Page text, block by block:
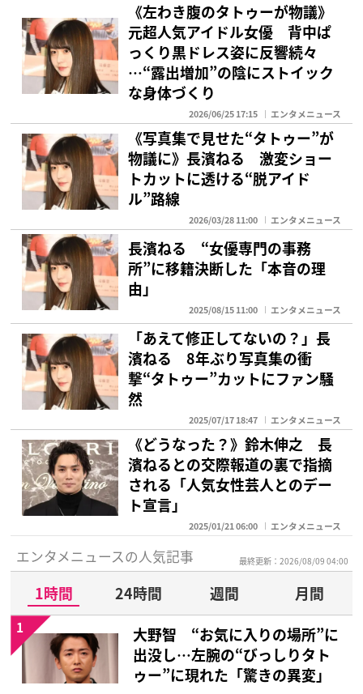
《左わき腹のタトゥーが物議》
元超人気アイドル女優 背中ぱ
っくり黒ドレス姿に反響続々
…“露出増加”の陰にストイック
な身体づくり
2026/06/25 17:15 エンタメニュース
《写真集で見せた“タトゥー”が
物議に》長濱ねる 激変ショー
トカットに透ける“脱アイド
ル”路線
2026/03/28 11:00 エンタメニュース
長濱ねる “女優専門の事務
所”に移籍決断した「本音の理
由」
2025/08/15 11:00 エンタメニュース
「あえて修正してないの？」長
濱ねる 8年ぶり写真集の衝
撃“タトゥー”カットにファン騒
然
2025/07/17 18:47 エンタメニュース
《どうなった？》鈴木伸之 長
濱ねるとの交際報道の裏で指摘
される「人気女性芸人とのデー
ト宣言」
2025/01/21 06:00 エンタメニュース
エンタメニュースの人気記事 最終更新：2026/08/09 04:00
1時間 24時間 週間
月間
大野智 “お気に入りの場所”に
出没し…左腕の“びっしりタト
ゥー”に現れた「驚きの異変」
1